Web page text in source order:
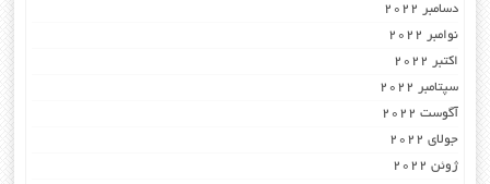
دسامبر 2022
نوامبر 2022
اکتبر 2022
سپتامبر 2022
آگوست 2022
جولای 2022
ژوئن 2022